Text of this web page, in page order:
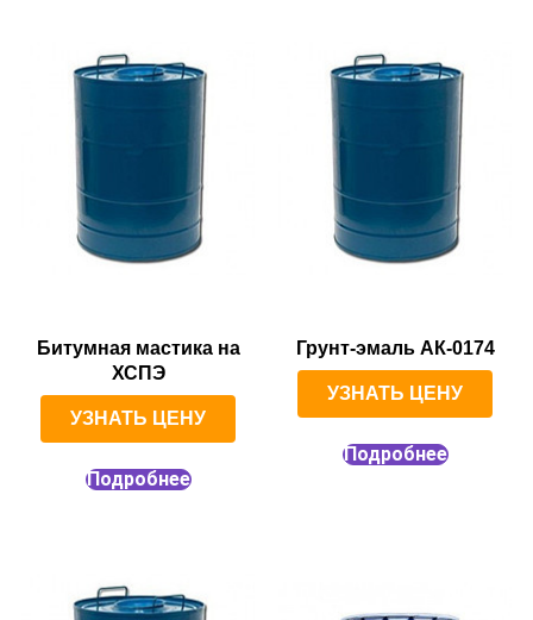
Битумная мастика на
ХСПЭ
УЗНАТЬ ЦЕНУ
Подробнее
Грунт-эмаль АК-0174
УЗНАТЬ ЦЕНУ
Подробнее